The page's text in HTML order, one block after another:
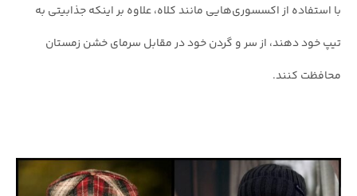
با استفاده از اکسسوری‌هایی مانند کلاه، علاوه بر اینکه جذابیتی به
تیپ خود دهند، از سر و گردن خود در مقابل سرمای خشن زمستان
محافظت کنند.